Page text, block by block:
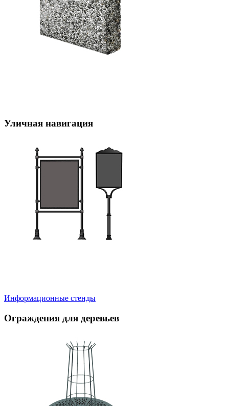
Уличная навигация
Информационные стенды
Ограждения для деревьев